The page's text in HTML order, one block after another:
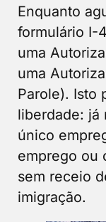
Enquanto
formulário I-
uma
uma
Parole). Isto
liberdade: já
único
emprego ou
sem receio
imigração.